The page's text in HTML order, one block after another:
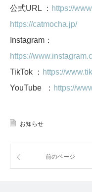
公式URL ： https://
https://catmocha.jp/
Instagram：
https://
TikTok ： https://
YouTube ： https://
お知らせ
前のページ